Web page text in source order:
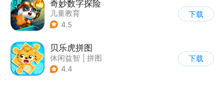
奇妙数字探险
儿童教育
| 儿童益智游戏
4.5
下载
贝乐虎拼图
休闲益智
拼图
| 学习教育
4.4
下载